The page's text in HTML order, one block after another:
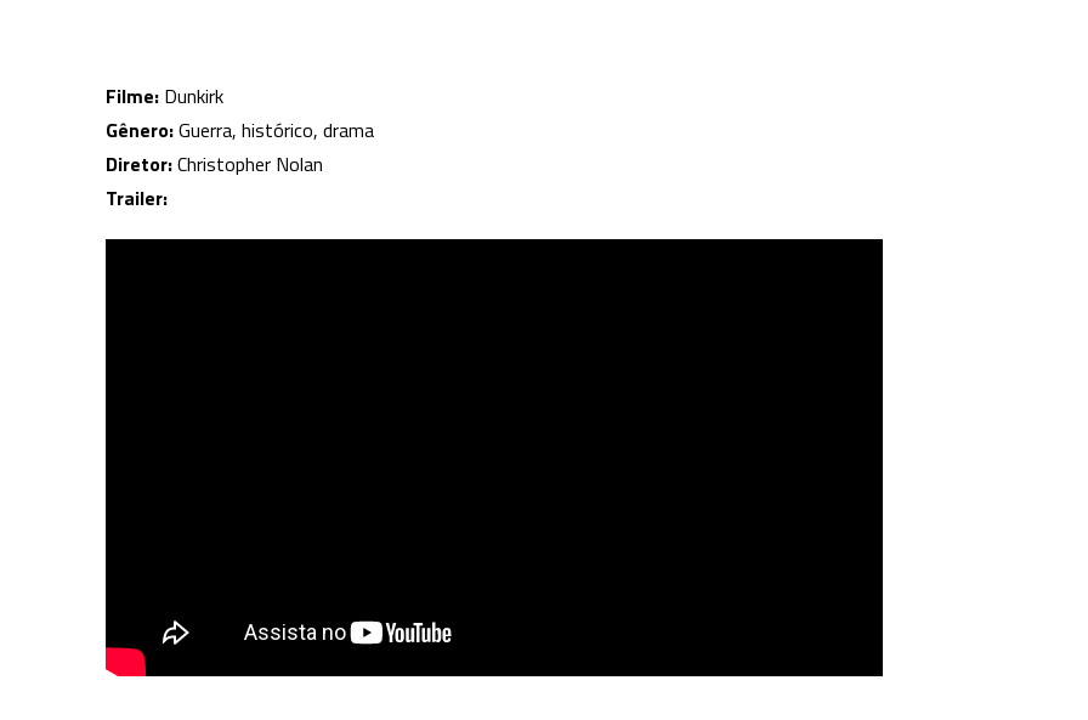
Filme: Dunkirk
Gênero:Guerra, histórico, drama
Diretor:Christopher Nolan
Trailer: